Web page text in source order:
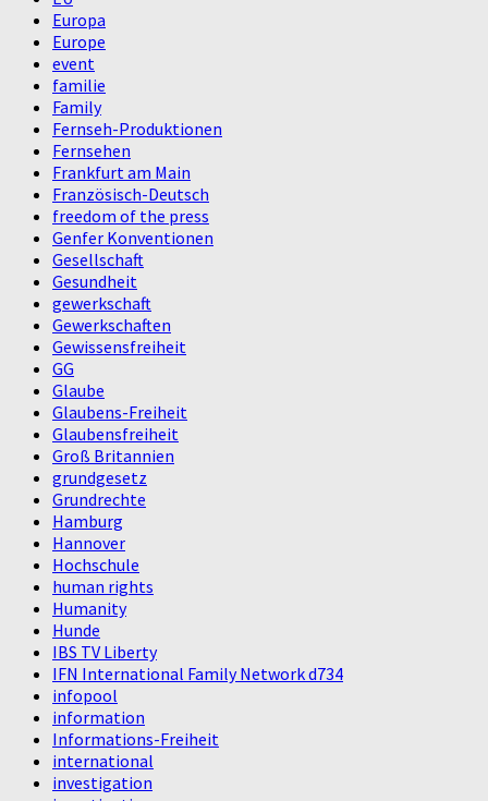
Europa
Europe
event
familie
Family
Fernseh-Produktionen
Fernsehen
Frankfurt am Main
Französisch-Deutsch
freedom of the press
Genfer Konventionen
Gesellschaft
Gesundheit
gewerkschaft
Gewerkschaften
Gewissensfreiheit
GG
Glaube
Glaubens-Freiheit
Glaubensfreiheit
Groß Britannien
grundgesetz
Grundrechte
Hamburg
Hannover
Hochschule
human rights
Humanity
Hunde
IBS TV Liberty
IFN International Family Network d734
infopool
information
Informations-Freiheit
international
investigation